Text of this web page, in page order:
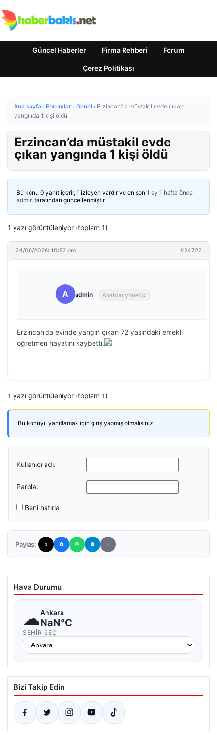
Güncel Haberler Firma Rehberi Forum
Çerez Politikası
Ana sayfa › Forumlar › Genel › Erzincan’da müstakil evde çıkan
yangında 1 kişi öldü
Erzincan’da müstakil evde
çıkan yangında 1 kişi öldü
Bu konu 0 yanıt içerir, 1 izleyen vardır ve en son 1 ay 1 hafta önce
admin tarafından güncellenmiştir.
1 yazı görüntüleniyor (toplam 1)
24/06/2026: 10:52 pm #24722
A admin Anahtar yönetici
Erzincan’da evinde yangın çıkan 72 yaşındaki emekli
öğretmen hayatını kaybetti.
1 yazı görüntüleniyor (toplam 1)
Bu konuyu yanıtlamak için giriş yapmış olmalısınız.
Kullanıcı adı:
Parola:
Beni hatırla
Paylaş:
Hava Durumu
☁Ankara
NaN°C
ŞEHIR SEÇ
Bizi Takip Edin